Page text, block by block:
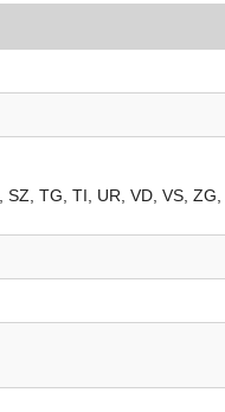
SZ TG TI UR VD VS ZG